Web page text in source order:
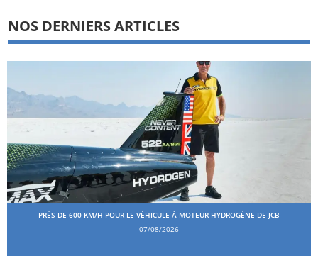
NOS DERNIERS ARTICLES
PRÈS DE 600 KM/H POUR LE VÉHICULE À MOTEUR HYDROGÈNE DE JCB
07/08/2026